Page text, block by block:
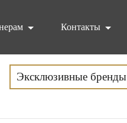
Контакты
Эксклюзивные бренды